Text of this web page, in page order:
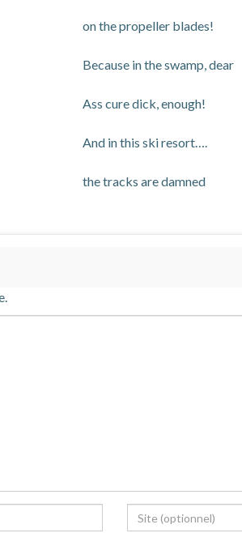
on the propeller blades!
Because in the swamp, dear
Ass cure dick, enough!
And in this ski resort….
the tracks are damned